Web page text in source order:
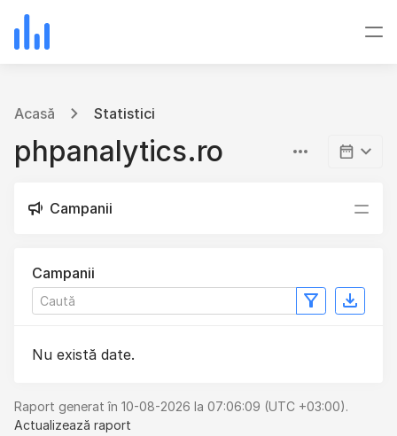
Acasă Statistici
phpanalytics.ro
Campanii
Campanii
Nu există date.
Raport generat în 10-08-2026 la 07:06:09 (UTC +03:00).
Actualizează raport